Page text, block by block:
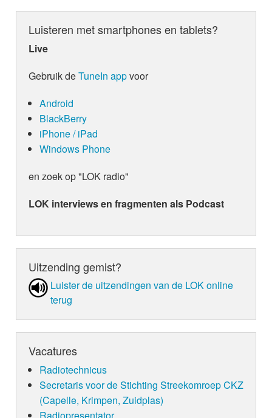
Luisteren met smartphones en tablets?
Live
Gebruik deTuneIn appvoor
Android
BlackBerry
iPhone / iPad
Windows Phone
en zoek op "LOK radio"
LOK interviews en fragmenten als Podcast
Uitzending gemist?
Luister de uit­zen­din­gen van de LOK online
terug
Vacatures
Radiotechnicus
Secretaris voor de Stichting Streekomroep CKZ
(Capelle, Krimpen, Zuidplas)